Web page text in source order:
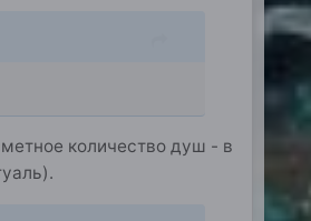
количество душ - в